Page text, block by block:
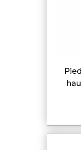
pied pour siège rotatif